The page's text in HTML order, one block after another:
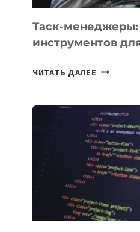
УЖЕ
СЕГОДНЯ
Таск-менеджеры:
инструментов
ЧИТАТЬ ДАЛЕЕ ТАСК-
ПОЛЕЗНЫХ
ДЛЯ
РАБОТЫ